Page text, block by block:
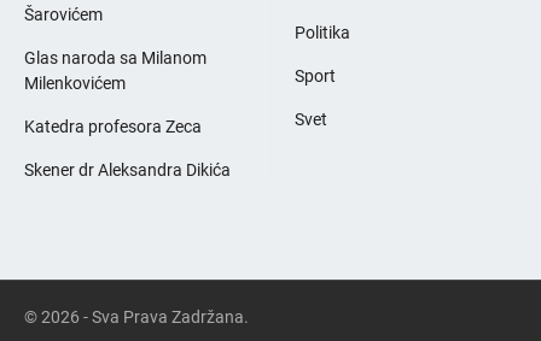
Šarovićem
Glas naroda sa Milanom
Milenkovićem
Katedra profesora Zeca
Skener dr Aleksandra Dikića
Politika
Sport
Svet
© 2026 - Sva Prava Zadržana.